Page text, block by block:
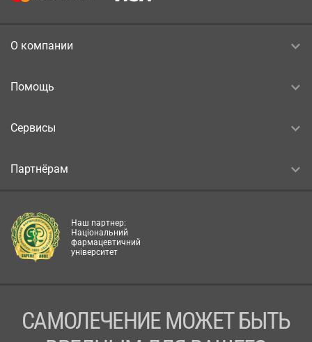
О компании
Помощь
Сервисы
Партнёрам
Наш партнер:
Національний
фармацевтичний
університет
САМОЛЕЧЕНИЕ МОЖЕТ БЫТЬ